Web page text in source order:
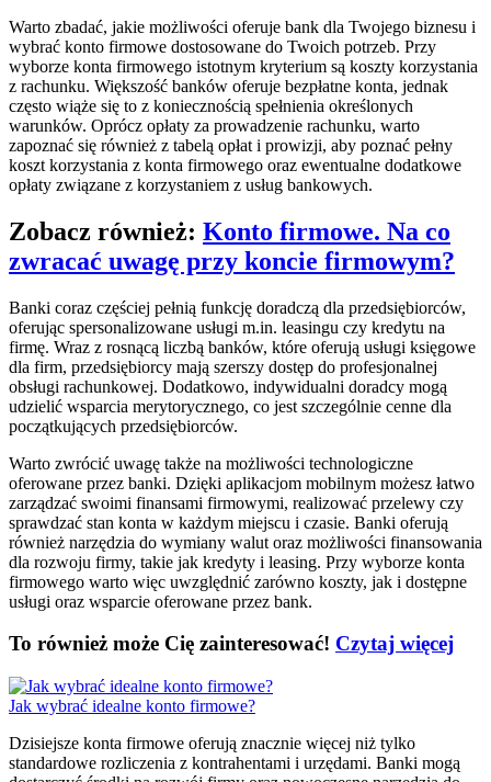
Warto zbadać, jakie możliwości oferuje bank dla Twojego biznesu i
wybrać konto firmowe dostosowane do Twoich potrzeb. Przy
wyborze konta firmowego istotnym kryterium są koszty korzystania
z rachunku. Większość banków oferuje bezpłatne konta, jednak
często wiąże się to z koniecznością spełnienia określonych
warunków. Oprócz opłaty za prowadzenie rachunku, warto
zapoznać się również z tabelą opłat i prowizji, aby poznać pełny
koszt korzystania z konta firmowego oraz ewentualne dodatkowe
opłaty związane z korzystaniem z usług bankowych.
Zobacz również: Konto firmowe. Na co
zwracać uwagę przy koncie firmowym?
Banki coraz częściej pełnią funkcję doradczą dla przedsiębiorców,
oferując spersonalizowane usługi m.in. leasingu czy kredytu na
firmę. Wraz z rosnącą liczbą banków, które oferują usługi księgowe
dla firm, przedsiębiorcy mają szerszy dostęp do profesjonalnej
obsługi rachunkowej. Dodatkowo, indywidualni doradcy mogą
udzielić wsparcia merytorycznego, co jest szczególnie cenne dla
początkujących przedsiębiorców.
Warto zwrócić uwagę także na możliwości technologiczne
oferowane przez banki. Dzięki aplikacjom mobilnym możesz łatwo
zarządzać swoimi finansami firmowymi, realizować przelewy czy
sprawdzać stan konta w każdym miejscu i czasie. Banki oferują
również narzędzia do wymiany walut oraz możliwości finansowania
dla rozwoju firmy, takie jak kredyty i leasing. Przy wyborze konta
firmowego warto więc uwzględnić zarówno koszty, jak i dostępne
usługi oraz wsparcie oferowane przez bank.
To również może Cię zainteresować! Czytaj więcej
Jak wybrać idealne konto firmowe?
Dzisiejsze konta firmowe oferują znacznie więcej niż tylko
standardowe rozliczenia z kontrahentami i urzędami. Banki mogą